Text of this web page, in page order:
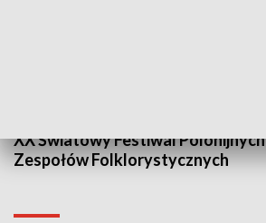
XX Światowy Festiwal Polonijnych
Zespołów Folklorystycznych